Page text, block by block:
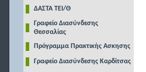
ΔΑΣΤΑ ΤΕΙ/Θ
Γραφείο Διασύνδεσης
Θεσσαλίας
Πρόγραμμα Πρακτικής Ασκησης
Γραφείο Διασύνδεσης Καρδίτσας